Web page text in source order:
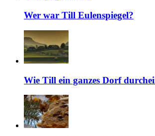
Wer war Till Eulenspiegel?
Wie Till ein ganzes Dorf